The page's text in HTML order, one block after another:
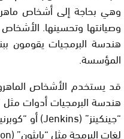
وهي بحاجة إلى أشخاص
وصيانتها وتحسينها.
هندسة البرمجيات يقومون
المؤسسة.